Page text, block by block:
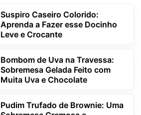
Suspiro Caseiro Colorido:
Aprenda a Fazer esse Docinho
Leve e Crocante
Bombom de Uva na Travessa:
Sobremesa Gelada Feito com
Muita Uva e Chocolate
Pudim Trufado de Brownie: Uma